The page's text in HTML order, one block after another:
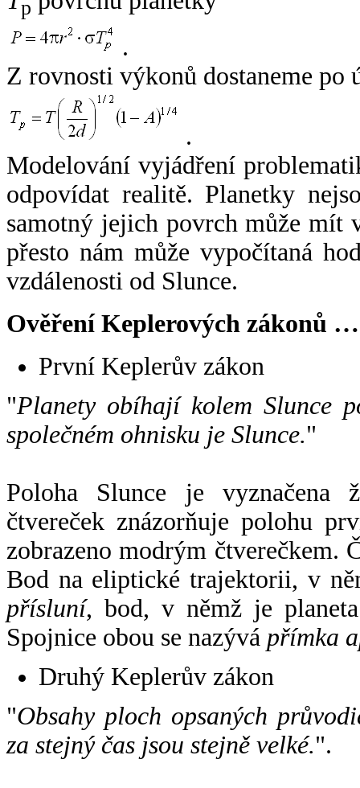
p
.
Z rovnosti výkonů dostaneme po
.
Modelování vyjádření
odpovídat realitě. Planetky
samotný jejich povrch může mít
přesto nám může vypočítaná
vzdálenosti od Slunce.
Ověření Keplerových zákonů …
První Keplerův zákon
"Planety obíhají kolem Slunce
společném ohnisku je Slunce."
Poloha Slunce je vyznačena
čtvereček znázorňuje polohu
zobrazeno modrým čtverečkem.
Bod na eliptické trajektorii, v
přísluní, bod, v němž je
Spojnice obou se nazývá přímka
Druhý Keplerův zákon
"Obsahy ploch opsaných
za stejný čas jsou stejně velké.".